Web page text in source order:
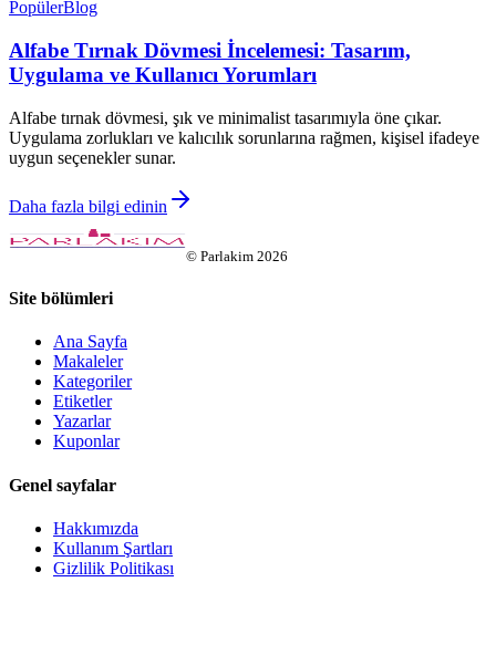
PopülerBlog
Alfabe Tırnak Dövmesi İncelemesi: Tasarım,
Uygulama ve Kullanıcı Yorumları
Alfabe tırnak dövmesi, şık ve minimalist tasarımıyla öne çıkar.
Uygulama zorlukları ve kalıcılık sorunlarına rağmen, kişisel ifadeye
uygun seçenekler sunar.
Daha fazla bilgi edinin
© Parlakim 2026
Site bölümleri
Ana Sayfa
Makaleler
Kategoriler
Etiketler
Yazarlar
Kuponlar
Genel sayfalar
Hakkımızda
Kullanım Şartları
Gizlilik Politikası